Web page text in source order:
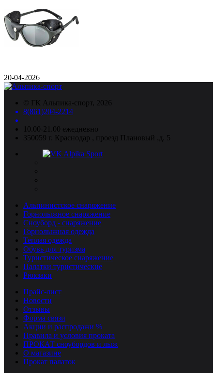
20-04-2026
© ГК Альпика-спорт, 2026
8(861)204-2214
10.00-21.00 ежедневно
350059 г. Краснодар , проезд Плановый ,д. 5
Альпинистское снаряжение
Горнолыжное снаряжение
Сноуборд - снаряжение
Горнолыжная одежда
Теплая одежда
Обувь для туризма
Туристическое снаряжение
Палатки туристические
Рюкзаки
Прайс-лист
Новости
Отзывы
Форма связи
Акции и распродажи %
Правила и условия проката
ПРОКАТ сноубордов и лыж
О магазине
Прокат палаток